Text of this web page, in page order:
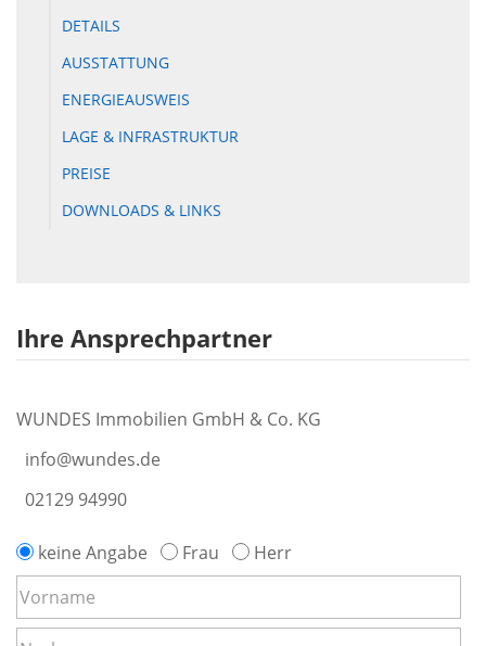
DETAILS
AUSSTATTUNG
ENERGIEAUSWEIS
LAGE & INFRASTRUKTUR
PREISE
DOWNLOADS & LINKS
Ihre Ansprechpartner
WUNDES Immobilien GmbH & Co. KG
info@wundes.de
02129 94990
keine Angabe Frau Herr